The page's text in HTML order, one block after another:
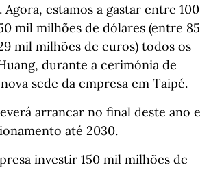
Agora, estamos a gastar entre 100
mil milhões de dólares (entre 85
mil milhões de euros) todos os
durante a cerimónia de
sede da empresa em Taipé.
arrancar no final deste ano e
até 2030.
investir 150 mil milhões de